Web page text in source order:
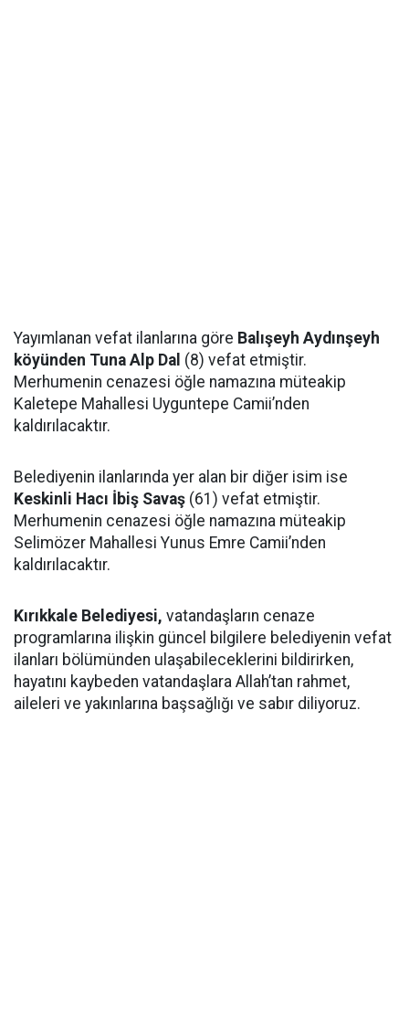
Yayımlanan vefat ilanlarına göre Balışeyh Aydınşeyh
köyünden Tuna Alp Dal (8) vefat etmiştir.
Merhumenin cenazesi öğle namazına müteakip
Kaletepe Mahallesi Uyguntepe Camii’nden
kaldırılacaktır.
Belediyenin ilanlarında yer alan bir diğer isim ise
Keskinli Hacı İbiş Savaş (61) vefat etmiştir.
Merhumenin cenazesi öğle namazına müteakip
Selimözer Mahallesi Yunus Emre Camii’nden
kaldırılacaktır.
Kırıkkale Belediyesi, vatandaşların cenaze
programlarına ilişkin güncel bilgilere belediyenin vefat
ilanları bölümünden ulaşabileceklerini bildirirken,
hayatını kaybeden vatandaşlara Allah’tan rahmet,
aileleri ve yakınlarına başsağlığı ve sabır diliyoruz.